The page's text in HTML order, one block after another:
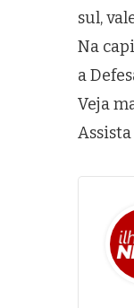
sul,
Na
a
Veja
Assista